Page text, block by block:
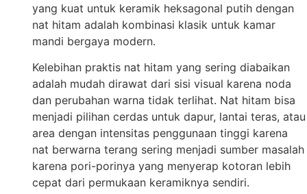
yang kuat untuk keramik heksagonal putih dengan
nat hitam adalah kombinasi klasik untuk kamar
mandi bergaya modern.
Kelebihan praktis nat hitam yang sering diabaikan
adalah mudah dirawat dari sisi visual karena noda
dan perubahan warna tidak terlihat. Nat hitam bisa
menjadi pilihan cerdas untuk dapur, lantai teras, atau
area dengan intensitas penggunaan tinggi karena
nat berwarna terang sering menjadi sumber masalah
karena pori-porinya yang menyerap kotoran lebih
cepat dari permukaan keramiknya sendiri.